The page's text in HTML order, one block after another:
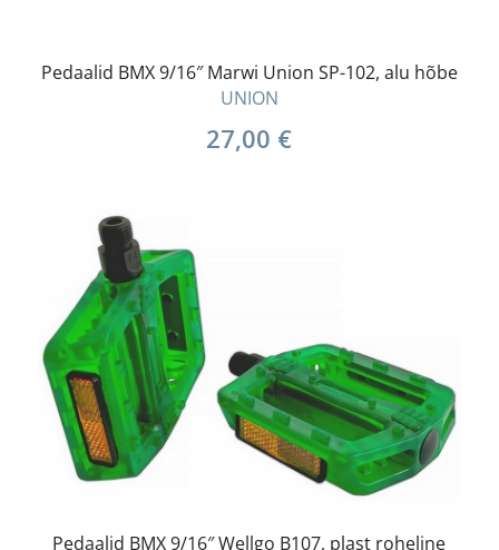
Pedaalid BMX 9/16″ Marwi Union SP-102, alu hõbe
UNION
27,00 €
Pedaalid BMX 9/16″ Wellgo B107, plast roheline